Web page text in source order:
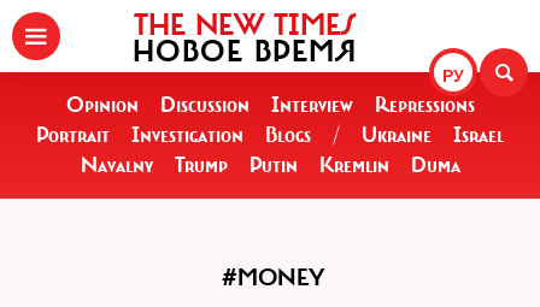
РУ
THE NEW TIMES
НОВОЕ ВРЕМЯ
Opinion Discussion Interview
Repressions
Portrait
Investigation Blogs / Ukraine
Israel
Navalny
Trump Putin Kremlin Duma
#MONEY